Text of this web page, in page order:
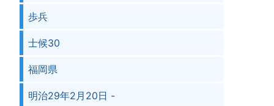
歩兵
士候30
福岡県
明治29年2月20日 -